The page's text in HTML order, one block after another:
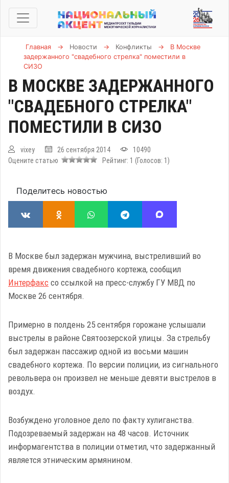
Главная → Новости → Конфликты →
В Москве
задержанного "свадебного стрелка" поместили в
СИЗО
В МОСКВЕ ЗАДЕРЖАННОГО
"СВАДЕБНОГО СТРЕЛКА"
ПОМЕСТИЛИ В СИЗО
vixey 26 сентября 2014
10490
Оцените статью
Рейтинг: 1 (Голосов: 1 )
Поделитесь новостью
В Москве был задержан мужчина, выстреливший во
время движения свадебного кортежа, сообщил
Интерфакс со ссылкой на пресс-службу ГУ МВД по
Москве 26 сентября.
Примерно в полдень 25 сентября горожане услышали
выстрелы в районе Святоозерской улицы. За стрельбу
был задержан пассажир одной из восьми машин
свадебного кортежа. По версии полиции, из сигнального
револьвера он произвел не меньше девяти выстрелов в
воздух.
Возбуждено уголовное дело по факту хулиганства.
Подозреваемый задержан на 48 часов. Источник
информагентства в полиции отметил, что задержанный
является этническим армянином.